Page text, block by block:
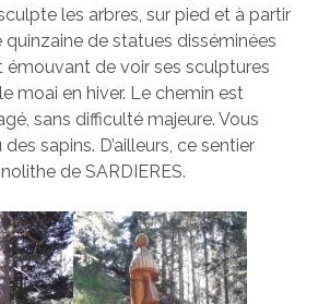
les arbres, sur pied et à partir
quinzaine de statues disséminées
émouvant de voir ses sculptures
moai en hiver. Le chemin est
sans difficulté majeure. Vous
sapins. D’ailleurs, ce sentier
de SARDIERES.